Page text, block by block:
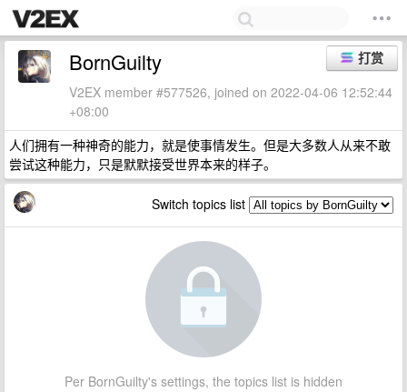
打赏
BornGuilty
V2EX member #577526, joined on 2022-04-06 12:52:44
+08:00
人们拥有一种神奇的能力，就是使事情发生。但是大多数人从来不敢
尝试这种能力，只是默默接受世界本来的样子。
Switch topics list
Per BornGuilty's settings, the topics list is hidden